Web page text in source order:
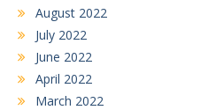
August 2022
July 2022
June 2022
April 2022
March 2022